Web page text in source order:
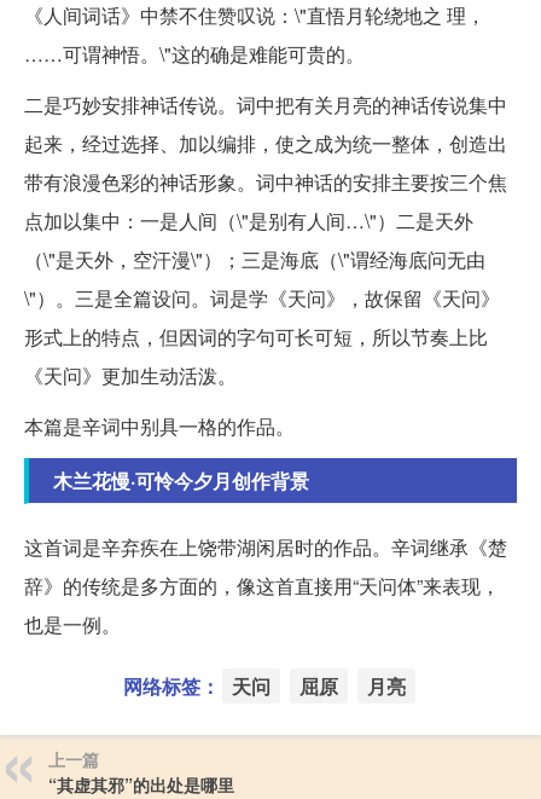
《人间词话》中禁不住赞叹说：\"直悟月轮绕地之 理，
……可谓神悟。\"这的确是难能可贵的。
二是巧妙安排神话传说。词中把有关月亮的神话传说集中
起来，经过选择、加以编排，使之成为统一整体，创造出
带有浪漫色彩的神话形象。词中神话的安排主要按三个焦
点加以集中：一是人间（\"是别有人间…\"）二是天外
（\"是天外，空汗漫\"）；三是海底（\"谓经海底问无由
\"）。三是全篇设问。词是学《天问》，故保留《天问》
形式上的特点，但因词的字句可长可短，所以节奏上比
《天问》更加生动活泼。
本篇是辛词中别具一格的作品。
木兰花慢·可怜今夕月创作背景
这首词是辛弃疾在上饶带湖闲居时的作品。辛词继承《楚
辞》的传统是多方面的，像这首直接用“天问体”来表现，
也是一例。
网络标签： 天问 屈原 月亮
上一篇
“其虚其邪”的出处是哪里